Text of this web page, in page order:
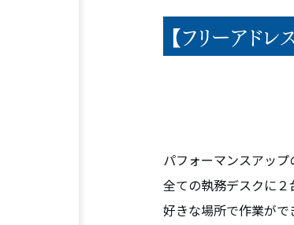
RECRUIT 採
スタッフ紹介 募集要
【フリーアド
パフォーマンスアップ
全ての執務デスクに２
好きな場所で作業がで